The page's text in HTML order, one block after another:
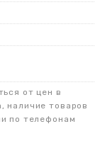
от цен в
наличие товаров
по телефонам